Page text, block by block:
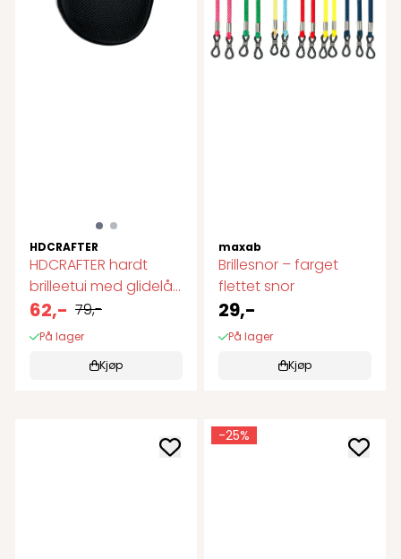
HDCRAFTER
HDCRAFTER hardt
brilleetui med glidelås
og ...
62,- 79,-
På lager
Kjøp
maxab
Brillesnor – farget
flettet snor
29,-
På lager
Kjøp
-25%